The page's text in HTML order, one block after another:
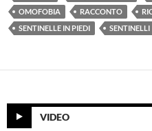
OMOFOBIA
RACCONTO
SENTINELLE IN PIEDI
SENTINELLI
VIDEO